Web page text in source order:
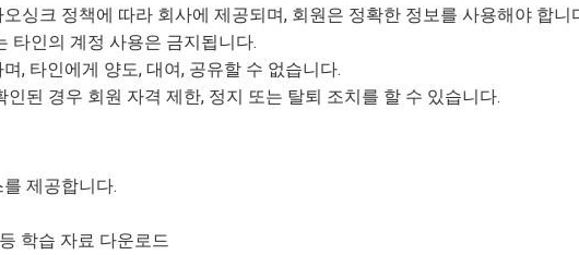
싱크 정책에 따라 회사에 제공되며, 회원은 정확한 정보를 사용해야 합니
타인의 계정 사용은 금지됩니다.
, 타인에게 양도, 대여, 공유할 수 없습니다.
된 경우 회원 자격 제한, 정지 또는 탈퇴 조치를 할 수 있습니다.
제공합니다.
학습 자료 다운로드